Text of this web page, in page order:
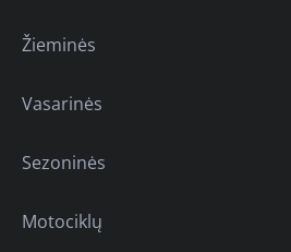
Žieminės
Vasarinės
Sezoninės
Motociklų